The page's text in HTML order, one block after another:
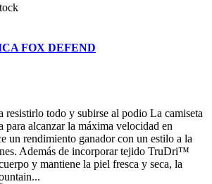
FOX DEFEND
resistirlo todo y subirse al podio La camiseta
para alcanzar la máxima velocidad en
un rendimiento ganador con un estilo a la
Además de incorporar tejido TruDri™
y mantiene la piel fresca y seca, la